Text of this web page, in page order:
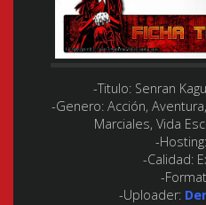
-Titulo: Senran
-Genero:Acción,
Marciales, Vida
-Hosting:
-Calidad:
-
-Uploader: